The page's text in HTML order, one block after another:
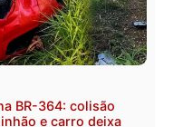
Polícia
Polícia Civil deflagra
atacava provedores de
em Rondônia